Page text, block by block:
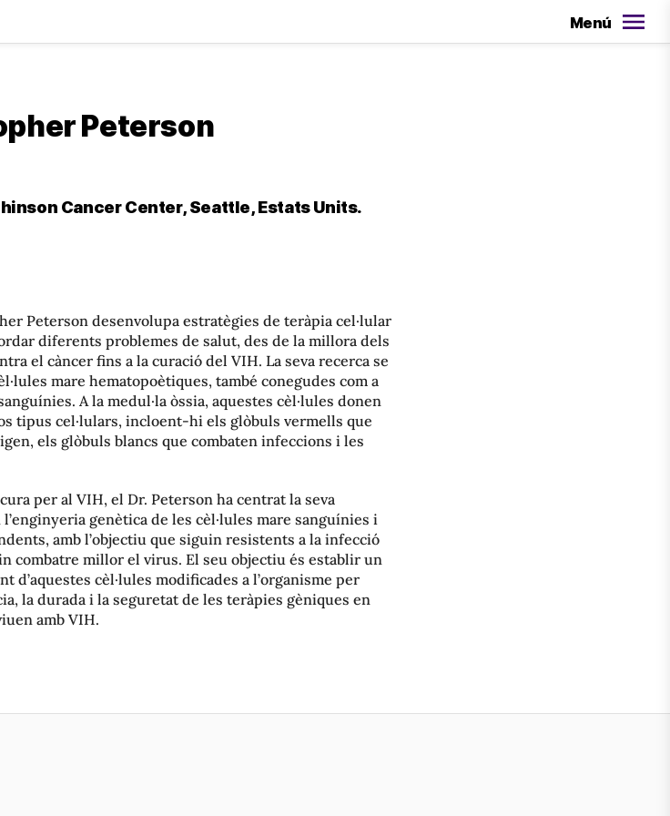
Menú
Peterson
Cancer Center, Seattle, Estats Units.
Peterson desenvolupa estratègies de teràpia cel·lular
diferents problemes de salut, des de la millora dels
el càncer fins a la curació del VIH. La seva recerca se
mare hematopoètiques, també conegudes com a
A la medul·la òssia, aquestes cèl·lules donen
tipus cel·lulars, incloent-hi els glòbuls vermells que
els glòbuls blancs que combaten infeccions i les
per al VIH, el Dr. Peterson ha centrat la seva
genètica de les cèl·lules mare sanguínies i
amb l’objectiu que siguin resistents a la infecció
combatre millor el virus. El seu objectiu és establir un
d’aquestes cèl·lules modificades a l’organisme per
la durada i la seguretat de les teràpies gèniques en
amb VIH.